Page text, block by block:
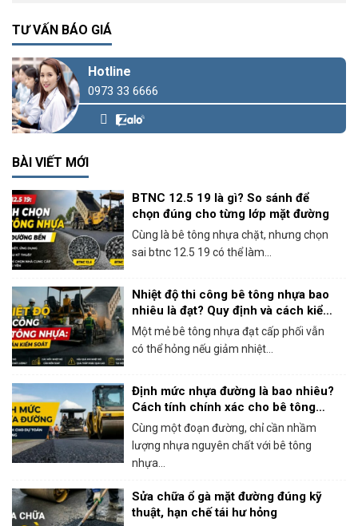
TƯ VẤN BÁO GIÁ
Hotline
0973 33 6666
BÀI VIẾT MỚI
BTNC 12.5 19 là gì? So sánh để
chọn đúng cho từng lớp mặt đường
Cùng là bê tông nhựa chặt, nhưng chọn
sai btnc 12.5 19 có thể làm...
Nhiệt độ thi công bê tông nhựa bao
nhiêu là đạt? Quy định và cách kiểm
soát thực tế
Một mẻ bê tông nhựa đạt cấp phối vẫn
có thể hỏng nếu giảm nhiệt...
Định mức nhựa đường là bao nhiêu?
Cách tính chính xác cho bê tông
nhựa nóng
Cùng một đoạn đường, chỉ cần nhầm
lượng nhựa nguyên chất với bê tông
nhựa...
Sửa chữa ổ gà mặt đường đúng kỹ
thuật, hạn chế tái hư hỏng